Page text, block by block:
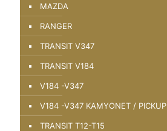
MAZDA
RANGER
TRANSIT V347
TRANSIT V184
V184 -V347
V184 -V347 KAMYONET / PICKUP
TRANSIT T12-T15